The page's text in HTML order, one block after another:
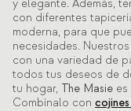
y elegante. Además,
con diferentes
moderna, para que
necesidades.
con una variedad de
todos tus deseos de
tu hogar, The Masie
Combínalo con